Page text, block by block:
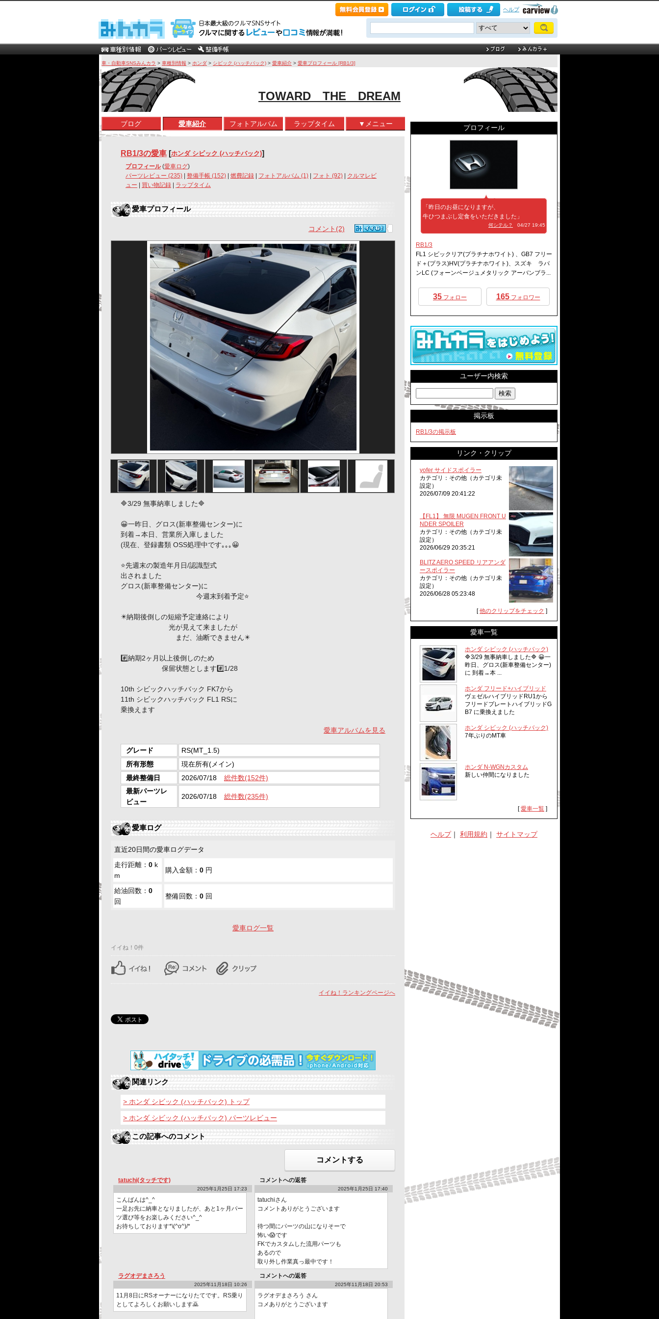
ヘルプ
車・自動車SNSみんカラ > 車種別情報 > ホンダ > シビック (ハッチバック) > 愛車紹介 > 愛車プロフィール [RB1/3]
TOWARD THE DREAM
ブログ 愛車紹介 フォトアルバム ラップタイム ▼メニュー
RB1/3の愛車 [ホンダ シビック (ハッチバック)]
プロフィール(愛車ログ)
パーツレビュー (235)
整備手帳 (152) 燃費記録 フォトアルバム (1) フォト (92)
クルマレビ
ュー
買い物記録 ラップタイム
愛車プロフィール
コメント(2)
🔷3/29 無事納車しました🔷
😀一昨日、グロス(新車整備センター)に
到着→本日、営業所入庫しました
(現在、登録書類 OSS処理中です｡｡｡😀
⭐️先週末の製造年月日/認識型式
出されました
グロス(新車整備センター)に
今週末到着予定⭐️
✴️納期後倒しの短縮予定連絡により
光が見えて来ましたが
まだ、油断できません✴️
#️⃣納期2ヶ月以上後倒しのため
保留状態とします#️⃣1/28
10th シビックハッチバック FK7から
11th シビックハッチバック FL1 RSに
乗換えます
愛車アルバムを見る
グレード
RS(MT_1.5)
所有形態
現在所有(メイン)
最終整備日
2026/07/18
総件数(152件)
最新パーツレ
ビュー
2026/07/18 総件数(235件)
愛車ログ
直近20日間の愛車ログデータ
走行距離： 0 k
m
購入金額： 0 円
給油回数： 0
回
整備回数： 0 回
愛車ログ一覧
イイね！0件
イイね！ランキングページへ
関連リンク
> ホンダ シビック (ハッチバック) トップ
> ホンダ シビック (ハッチバック) パーツレビュー
この記事へのコメント
コメントする
tatuchi(タッチです)
2025年1月25日 17:23
こんばんは^_^
一足お先に納車となりましたが、あと1ヶ月パー
ツ選び等をお楽しみください^_^
お待ちしております*\(^o^)/*
コメントへの返答
2025年1月25日 17:40
tatuchiさん
コメントありがとうございます
待つ間にパーツの山になりそーで
怖い😱です
FKでカスタムした流用パーツも
あるので
取り外し作業真っ最中です！
ラグオデまさろう
2025年11月18日 10:26
11月8日にRSオーナーになりたてです。RS乗り
としてよろしくお願いします🙇
コメントへの返答
2025年11月18日 20:53
ラグオデまさろう さん
コメありがとうございます
プロフィール
「昨日のお昼になりますが、
牛ひつまぶし定食をいただきました」
何シテル？ 04/27 19:45
RB1/3
FL1 シビックリア(プラチナホワイト) 、GB7 フリー
ド＋(プラス)HV(プラチナホワイト)、スズキ ラパ
ンLC (フォーンベージュメタリック アーバンブラ...
35 フォロー 165フォロワー
ユーザー内検索
掲示板
RB1/3の掲示板
リンク・クリップ
yofer サイドスポイラー
カテゴリ：その他（カテゴリ未
設定）
2026/07/09 20:41:22
【FL1】 無限 MUGEN FRONT U
NDER SPOILER
カテゴリ：その他（カテゴリ未
設定）
2026/06/29 20:35:21
BLITZ AERO SPEED リアアンダ
ースポイラー
カテゴリ：その他（カテゴリ未
設定）
2026/06/28 05:23:48
[他のクリップをチェック ]
愛車一覧
ホンダ シビック (ハッチバック)
🔷3/29 無事納車しました🔷 😀一
昨日、グロス(新車整備センター)
に 到着→本 ...
ホンダ フリード+ハイブリッド
ヴェゼルハイブリッドRU1から
フリードプレートハイブリッドG
B7 に乗換えました
ホンダ シビック (ハッチバック)
7年ぶりのMT車
ホンダ N-WGNカスタム
新しい仲間になりました
[愛車一覧 ]
ヘルプ｜ 利用規約 ｜ サイトマップ